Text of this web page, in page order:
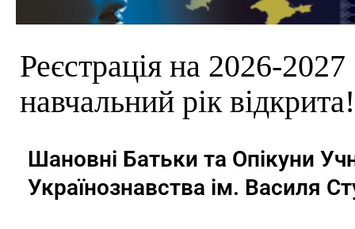
Реєстрація на 2026-2027
навчальний рік відкрита!
Шановні Батьки та Опікуни
Українознавства ім. Василя